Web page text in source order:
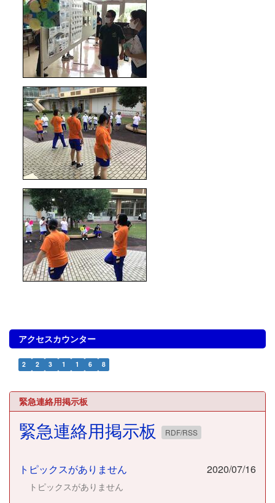
アクセスカウンター
2 2 3 1 1 6 8
緊急連絡用掲示板
緊急連絡用掲示板 RDF/RSS
トピックスがありません 2020/07/16
トピックスがありません